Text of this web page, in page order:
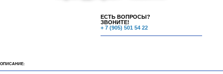
ЕСТЬ ВОПРОСЫ?
ЗВОНИТЕ!
+ 7 (905) 501 54 22
ОПИСАНИЕ: